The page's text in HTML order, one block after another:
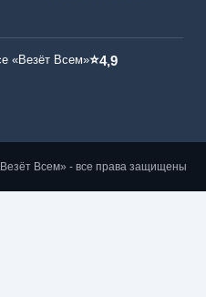
«Везёт Всем»⭐4,9
Всем» - все права защищены